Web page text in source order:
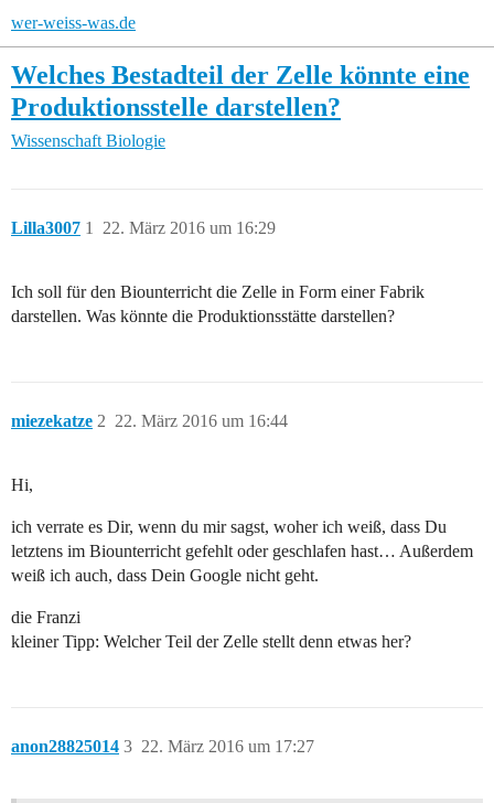
wer-weiss-was.de
Welches Bestadteil der Zelle könnte eine
Produktionsstelle darstellen?
Wissenschaft Biologie
Lilla3007 22. März 2016 um 16:29
1
Ich soll für den Biounterricht die Zelle in Form einer Fabrik
darstellen. Was könnte die Produktionsstätte darstellen?
miezekatze 22. März 2016 um 16:44
2
Hi,
ich verrate es Dir, wenn du mir sagst, woher ich weiß, dass Du
letztens im Biounterricht gefehlt oder geschlafen hast… Außerdem
weiß ich auch, dass Dein Google nicht geht.
die Franzi
kleiner Tipp: Welcher Teil der Zelle stellt denn etwas her?
anon28825014 22. März 2016 um 17:27
3